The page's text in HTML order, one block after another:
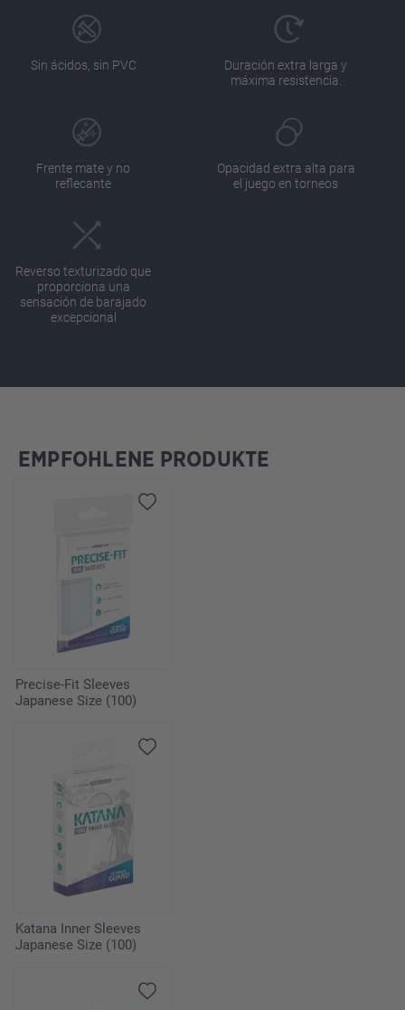
Sin ácidos, sin PVC
Duración extra larga y
máxima resistencia.
Frente mate y no
reflecante
Opacidad extra alta para
el juego en torneos
Reverso texturizado que
proporciona una
sensación de barajado
excepcional
Omitir la galería de productos
EMPFOHLENE PRODUKTE
Precise-Fit Sleeves
Japanese Size (100)
Katana Inner Sleeves
Japanese Size (100)